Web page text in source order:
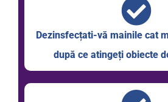
Dezinsfecțati-vă mainile cat
după ce atingeți obiecte